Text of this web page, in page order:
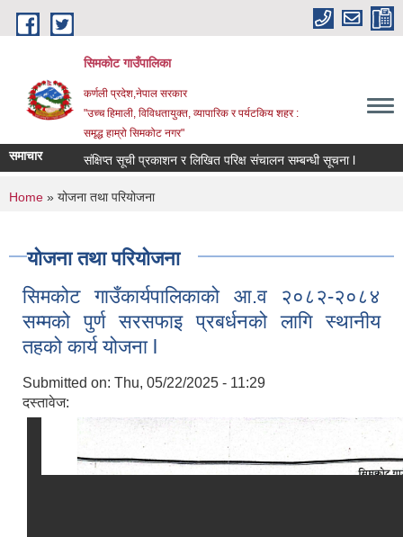
Skip to main content
सिमकोट गाउँपालिका
कर्णली प्रदेश,नेपाल सरकार
"उच्च हिमाली, विविधतायुक्त, व्यापारिक र पर्यटकिय शहर :
समृद्ध हाम्रो सिमकोट नगर"
समाचार संक्षिप्त सूची प्रकाशन र लिखित परिक्ष संचालन सम्बन्धी सूचना l
You are here
Home » योजना तथा परियोजना
योजना तथा परियोजना
सिमकोट गाउँकार्यपालिकाको आ.व २०८२-२०८४
सम्मको पुर्ण सरसफाइ प्रबर्धनको लागि स्थानीय
तहको कार्य योजना l
Submitted on: Thu, 05/22/2025 - 11:29
दस्तावेज: